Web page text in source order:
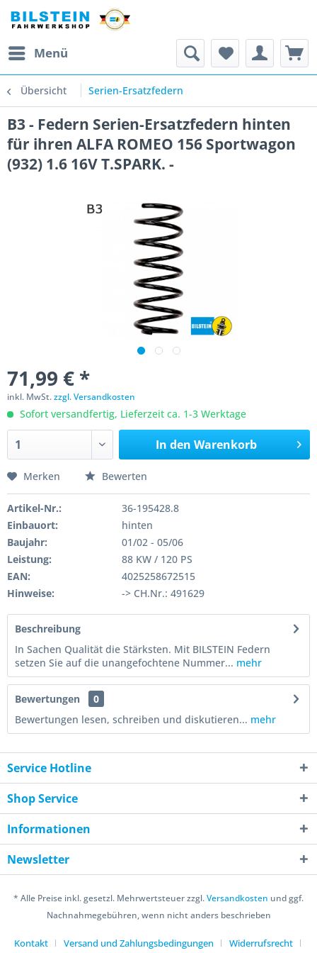
Menü
Übersicht Serien-Ersatzfedern
B3 - Federn Serien-Ersatzfedern hinten
für ihren ALFA ROMEO 156 Sportwagon
(932) 1.6 16V T.SPARK. -
71,99 € *
inkl. MwSt.zzgl. Versandkosten
Sofort versandfertig, Lieferzeit ca. 1-3 Werktage
In den Warenkorb
Merken Bewerten
Artikel-Nr.:
36-195428.8
Einbauort:
hinten
Baujahr:
01/02 - 05/06
Leistung:
88 KW / 120 PS
EAN:
4025258672515
Hinweise:
-> CH.Nr.: 491629
Beschreibung
In Sachen Qualität die Stärksten. Mit BILSTEIN Federn
setzen Sie auf die unangefochtene Nummer... mehr
Bewertungen
0
Bewertungen lesen, schreiben und diskutieren... mehr
Service Hotline
Shop Service
Informationen
Newsletter
* Alle Preise inkl. gesetzl. Mehrwertsteuer zzgl.Versandkosten und ggf.
Nachnahmegebühren, wenn nicht anders beschrieben
Kontakt Versand und Zahlungsbedingungen Widerrufsrecht